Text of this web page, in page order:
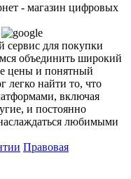
- магазин цифровых
для покупки
объединить широкий
цены и понятный
легко найти то, что
включая
и постоянно
любимыми
Правовая